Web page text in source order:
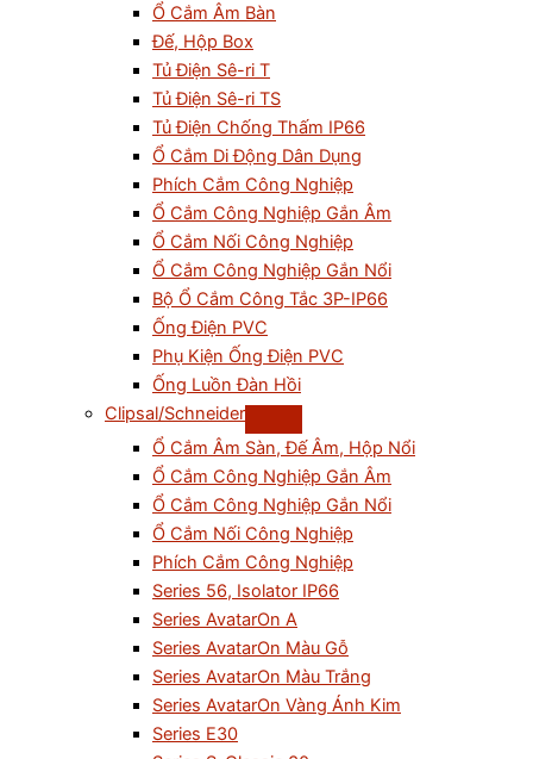
Ổ Cắm Âm Bàn
Đế, Hộp Box
Tủ Điện Sê-ri T
Tủ Điện Sê-ri TS
Tủ Điện Chống Thấm IP66
Ổ Cắm Di Động Dân Dụng
Phích Cắm Công Nghiệp
Ổ Cắm Công Nghiệp Gắn Âm
Ổ Cắm Nối Công Nghiệp
Ổ Cắm Công Nghiệp Gắn Nổi
Bộ Ổ Cắm Công Tắc 3P-IP66
Ống Điện PVC
Phụ Kiện Ống Điện PVC
Ống Luồn Đàn Hồi
Clipsal/Schneider
Ổ Cắm Âm Sàn, Đế Âm, Hộp Nổi
Ổ Cắm Công Nghiệp Gắn Âm
Ổ Cắm Công Nghiệp Gắn Nổi
Ổ Cắm Nối Công Nghiệp
Phích Cắm Công Nghiệp
Series 56, Isolator IP66
Series AvatarOn A
Series AvatarOn Màu Gỗ
Series AvatarOn Màu Trắng
Series AvatarOn Vàng Ánh Kim
Series E30